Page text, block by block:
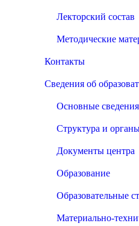
Лекторский состав
Методические
Контакты
Сведения об
Основные сведения
Структура и
Документы центра
Образование
Образовательные
Материально-